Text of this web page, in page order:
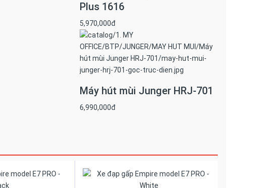
với gia đình
Plus 1616
5,970,000đ
Máy hút mùi Junger HRJ-701
6,990,000đ